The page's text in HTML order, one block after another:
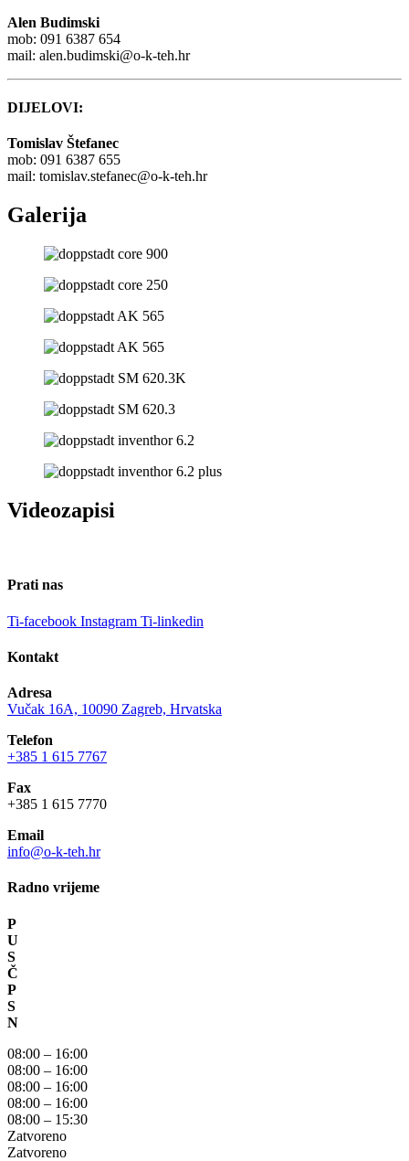
Alen Budimski
mob: 091 6387 654
mail: alen.budimski@o-k-teh.hr
DIJELOVI:
Tomislav Štefanec
mob: 091 6387 655
mail: tomislav.stefanec@o-k-teh.hr
Galerija
Videozapisi
Prati nas
Ti-facebook Instagram Ti-linkedin
Kontakt
Adresa
Vučak 16A, 10090 Zagreb, Hrvatska
Telefon
+385 1 615 7767
Fax
+385 1 615 7770
Email
info@o-k-teh.hr
Radno vrijeme
P
U
S
Č
P
S
N
08:00 – 16:00
08:00 – 16:00
08:00 – 16:00
08:00 – 16:00
08:00 – 15:30
Zatvoreno
Zatvoreno